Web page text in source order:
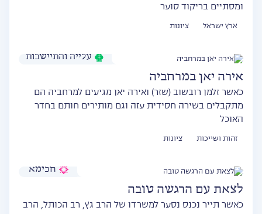
ומסתיים בריקוד סוער
ארץ ישראל ציונות
עלייה והתיישבות
אירה יאן במרחביה
כאשר זלמן רובשוב (שזר) ואירה יאן מגיעים למרחביה הם
מתקבלים בשירה חסידית עזה וגם מותירים חותם בחדר
האוכל
זהות ושייכות ציונות
חכימא
לצאת עם הרגשה טובה
כאשר תייר נכנס נסער למשרדו של הרב גץ, רב הכותל, הרב